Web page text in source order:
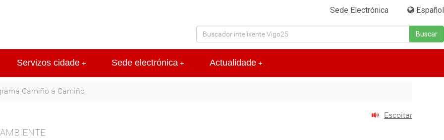
Sede Electrónica Español
Buscar
+
Servizos cidade +
Sede electrónica +
Actualidade
Camiño a Camiño
Escoitar